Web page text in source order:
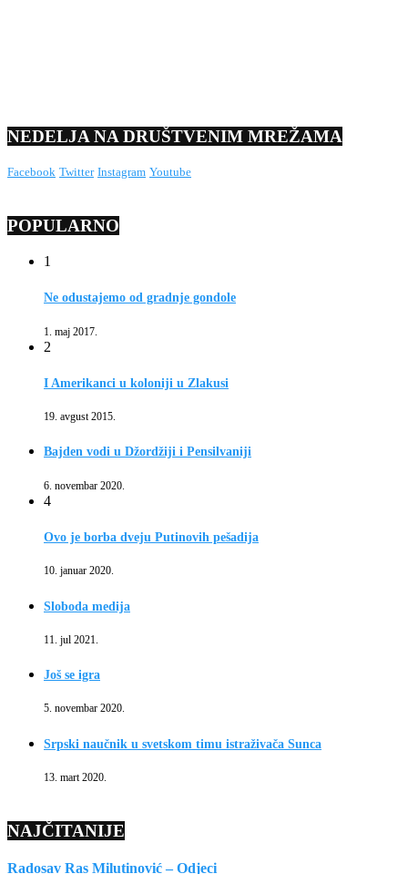
NEDELJA NA DRUŠTVENIM MREŽAMA
Facebook Twitter Instagram Youtube
POPULARNO
1
Ne odustajemo od gradnje gondole
1. maj 2017.
2
I Amerikanci u koloniji u Zlakusi
19. avgust 2015.
Bajden vodi u Džordžiji i Pensilvaniji
6. novembar 2020.
4
Ovo je borba dveju Putinovih pešadija
10. januar 2020.
Sloboda medija
11. jul 2021.
Još se igra
5. novembar 2020.
Srpski naučnik u svetskom timu istraživača Sunca
13. mart 2020.
NAJČITANIJE
Radosav Ras Milutinović – Odjeci